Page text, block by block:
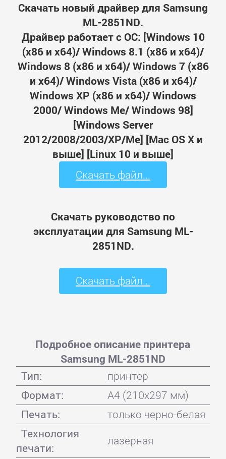
Скачать новый драйвер для Samsung
ML-2851ND.
Драйвер работает с ОС: [Windows 10
(x86 и x64)/ Windows 8.1 (x86 и x64)/
Windows 8 (x86 и x64)/ Windows 7 (x86
и x64)/ Windows Vista (x86 и x64)/
Windows XP (x86 и x64)/ Windows
2000/ Windows Me/ Windows 98]
[Windows Server
2012/2008/2003/XP/Me] [Mac OS X и
выше] [Linux 10 и выше]
Скачать файл...
Скачать руководство по
эксплуатации для Samsung ML-
2851ND.
Скачать файл...
Подробное описание принтера
Samsung ML-2851ND
Тип:
принтер
Формат:
A4 (210x297 мм)
Печать:
только черно-белая
Технология
печати:
лазерная